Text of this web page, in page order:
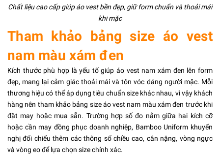
Chất liệu cao cấp giúp áo vest bền đẹp, giữ form chuẩn và thoải mái
khi mặc
Tham khảo bảng size áo vest
nam màu xám đen
Kích thước phù hợp là yếu tố giúp áo vest nam xám đen lên form
đẹp, mang lại cảm giác thoải mái và tôn vóc dáng người mặc. Mỗi
thương hiệu có thể áp dụng tiêu chuẩn size khác nhau, vì vậy khách
hàng nên tham khảo bảng size áo vest nam màu xám đen trước khi
đặt may hoặc mua sẵn. Trường hợp số đo nằm giữa hai kích cỡ
hoặc cần may đồng phục doanh nghiệp, Bamboo Uniform khuyến
nghị đối chiếu thêm các thông số chiều cao, cân nặng, vòng ngực
và vòng eo để lựa chọn size chính xác.